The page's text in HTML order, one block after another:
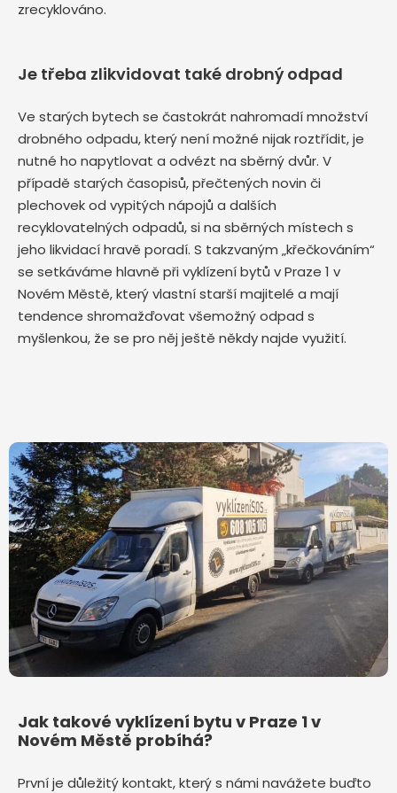
zrecyklováno.
Je třeba zlikvidovat také drobný odpad
Ve starých bytech se častokrát nahromadí množství
drobného odpadu, který není možné nijak roztřídit, je
nutné ho napytlovat a odvézt na sběrný dvůr. V
případě starých časopisů, přečtených novin či
plechovek od vypitých nápojů a dalších
recyklovatelných odpadů, si na sběrných místech s
jeho likvidací hravě poradí. S takzvaným „křečkováním“
se setkáváme hlavně při vyklízení bytů v Praze 1 v
Novém Městě, který vlastní starší majitelé a mají
tendence shromažďovat všemožný odpad s
myšlenkou, že se pro něj ještě někdy najde využití.
Jak takové vyklízení bytu v Praze 1 v
Novém Městě probíhá?
První je důležitý kontakt, který s námi navážete buďto